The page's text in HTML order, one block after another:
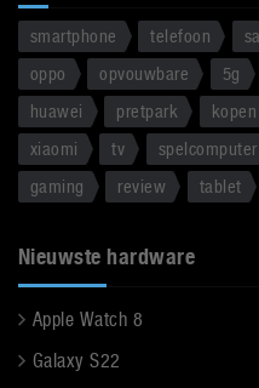
smartphone telefoon
oppo
opvouwbare 5g
huawei
pretpark kopen
xiaomi
tv spelcomputer
gaming
review tablet
Nieuwste hardware
Apple Watch 8
Galaxy S22